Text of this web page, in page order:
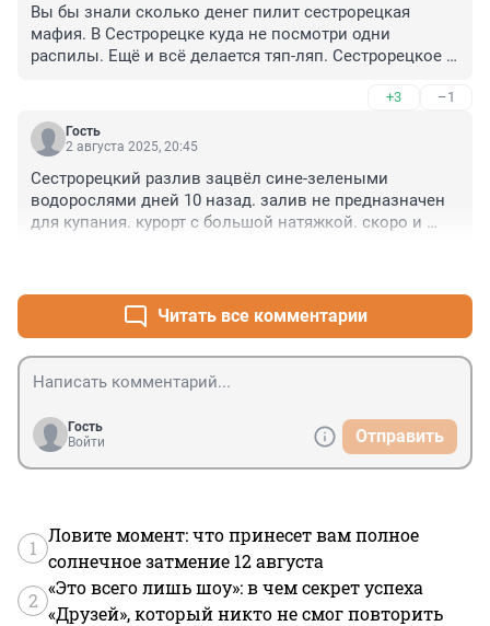
Вы бы знали сколько денег пилит сестрорецкая
мафия. В Сестрорецке куда не посмотри одни
распилы. Ещё и всё делается тяп-ляп. Сестрорецкое
распиливает, так они ещё и до середины 22 года
крутили по по кабелю "Дождь", причем бесплатно.
Благоустройством занимаются конторки,
газон, завтра при уборке листьев его сносят до песка
трактором. Осеннее так называемое благоустройство
даже до весны не доживает, как только выпадает
во дворы, тут тихий ужас.
+3 –1
Гость
2 августа 2025, 20:45
Сестрорецкий разлив зацвёл сине-зелеными
водорослями дней 10 назад. залив не предназначен
для купания. курорт с большой натяжкой. скоро и
Читать все комментарии
Гость
Войти
Отправить
1
Ловите момент: что принесет вам полное
солнечное затмение 12 августа
2
«Это всего лишь шоу»: в чем секрет успеха
«Друзей», который никто не смог повторить